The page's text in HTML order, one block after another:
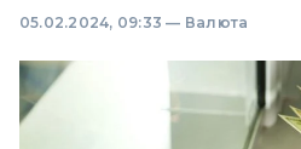
05.02.2024, 09:33 — Валюта